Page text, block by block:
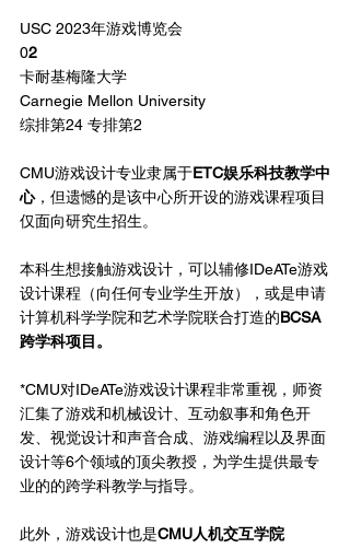
USC 2023年游戏博览会
02
卡耐基梅隆大学
Carnegie Mellon University
综排第24 专排第2
CMU游戏设计专业隶属于ETC娱乐科技教学中
心，但遗憾的是该中心所开设的游戏课程项目
仅面向研究生招生。
本科生想接触游戏设计，可以辅修IDeATe游戏
设计课程（向任何专业学生开放），或是申请
计算机科学学院和艺术学院联合打造的BCSA
跨学科项目。
*CMU对IDeATe游戏设计课程非常重视，师资
汇集了游戏和机械设计、互动叙事和角色开
发、视觉设计和声音合成、游戏编程以及界面
设计等6个领域的顶尖教授，为学生提供最专
业的的跨学科教学与指导。
此外，游戏设计也是CMU人机交互学院